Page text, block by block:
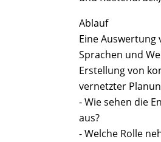
Ablauf
Eine
Sprachen und
Erstellung von
vernetzter
- Wie sehen die
aus?
- Welche Rolle